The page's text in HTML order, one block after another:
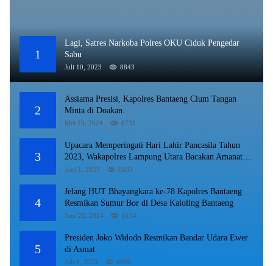
1
Lagi, Satres Narkoba Polres OKU Ciduk Pengedar
Sabu
Juli 10, 2023 8843
2
Assiama Presisi, Kapolres Bantaeng Cium Tangan
Minta di Doakan.
Mei 19, 2024 6731
3
Upacara Memperingati Hari Lahir Pancasila Tahun
2023, Wakapolres Lampung Utara Bacakan Amanat
Kepala BPIP RI.
Juni 1, 2023 6633
4
Jelang HUT Bhayangkara ke-78 Kapolres Bantaeng
Resmikan Sumur Bor di Desa Kaloling Bantaeng
Juni 25, 2024 6154
5
Presiden Joko Widodo Resmikan Bandar Udara Ewer
di Asmat
Juli 6, 2023 6060